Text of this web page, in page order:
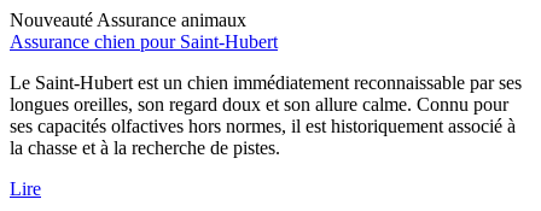
Nouveauté Assurance animaux
Assurance chien pour Saint-Hubert
Le Saint-Hubert est un chien immédiatement reconnaissable par ses
longues oreilles, son regard doux et son allure calme. Connu pour
ses capacités olfactives hors normes, il est historiquement associé à
la chasse et à la recherche de pistes.
Lire